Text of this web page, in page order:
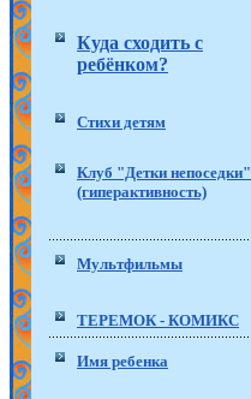
Куда сходить с
ребёнком?
Стихи детям
Клуб "Детки непоседки"
(гиперактивность)
Мультфильмы
ТЕРЕМОК - КОМИКС
Имя ребенка